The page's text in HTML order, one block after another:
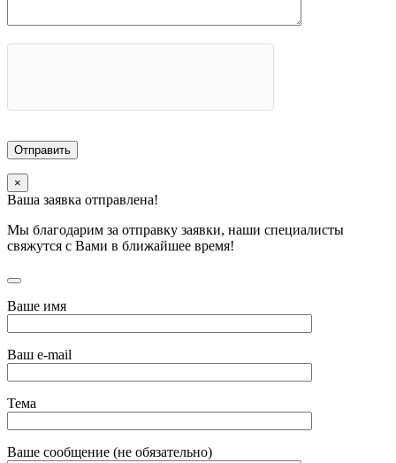
×
Ваша заявка отправлена!
Мы благодарим за отправку заявки, наши специалисты
свяжутся с Вами в ближайшее время!
Ваше имя
Ваш e-mail
Тема
Ваше сообщение (не обязательно)